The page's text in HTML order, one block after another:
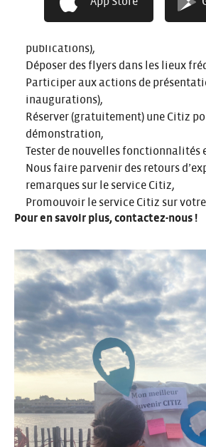
Être actif sur les réseaux sociaux
publications),
Déposer des flyers dans les lieux
Participer aux actions de
inaugurations),
Réserver (gratuitement) une Citiz
démonstration,
Tester de nouvelles fonctionnalités
Nous faire parvenir des retours
remarques sur le service Citiz,
Promouvoir le service Citiz sur
Pour en savoir plus, contactez-nous !